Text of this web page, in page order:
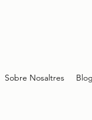
Sobre Nosaltres Blog